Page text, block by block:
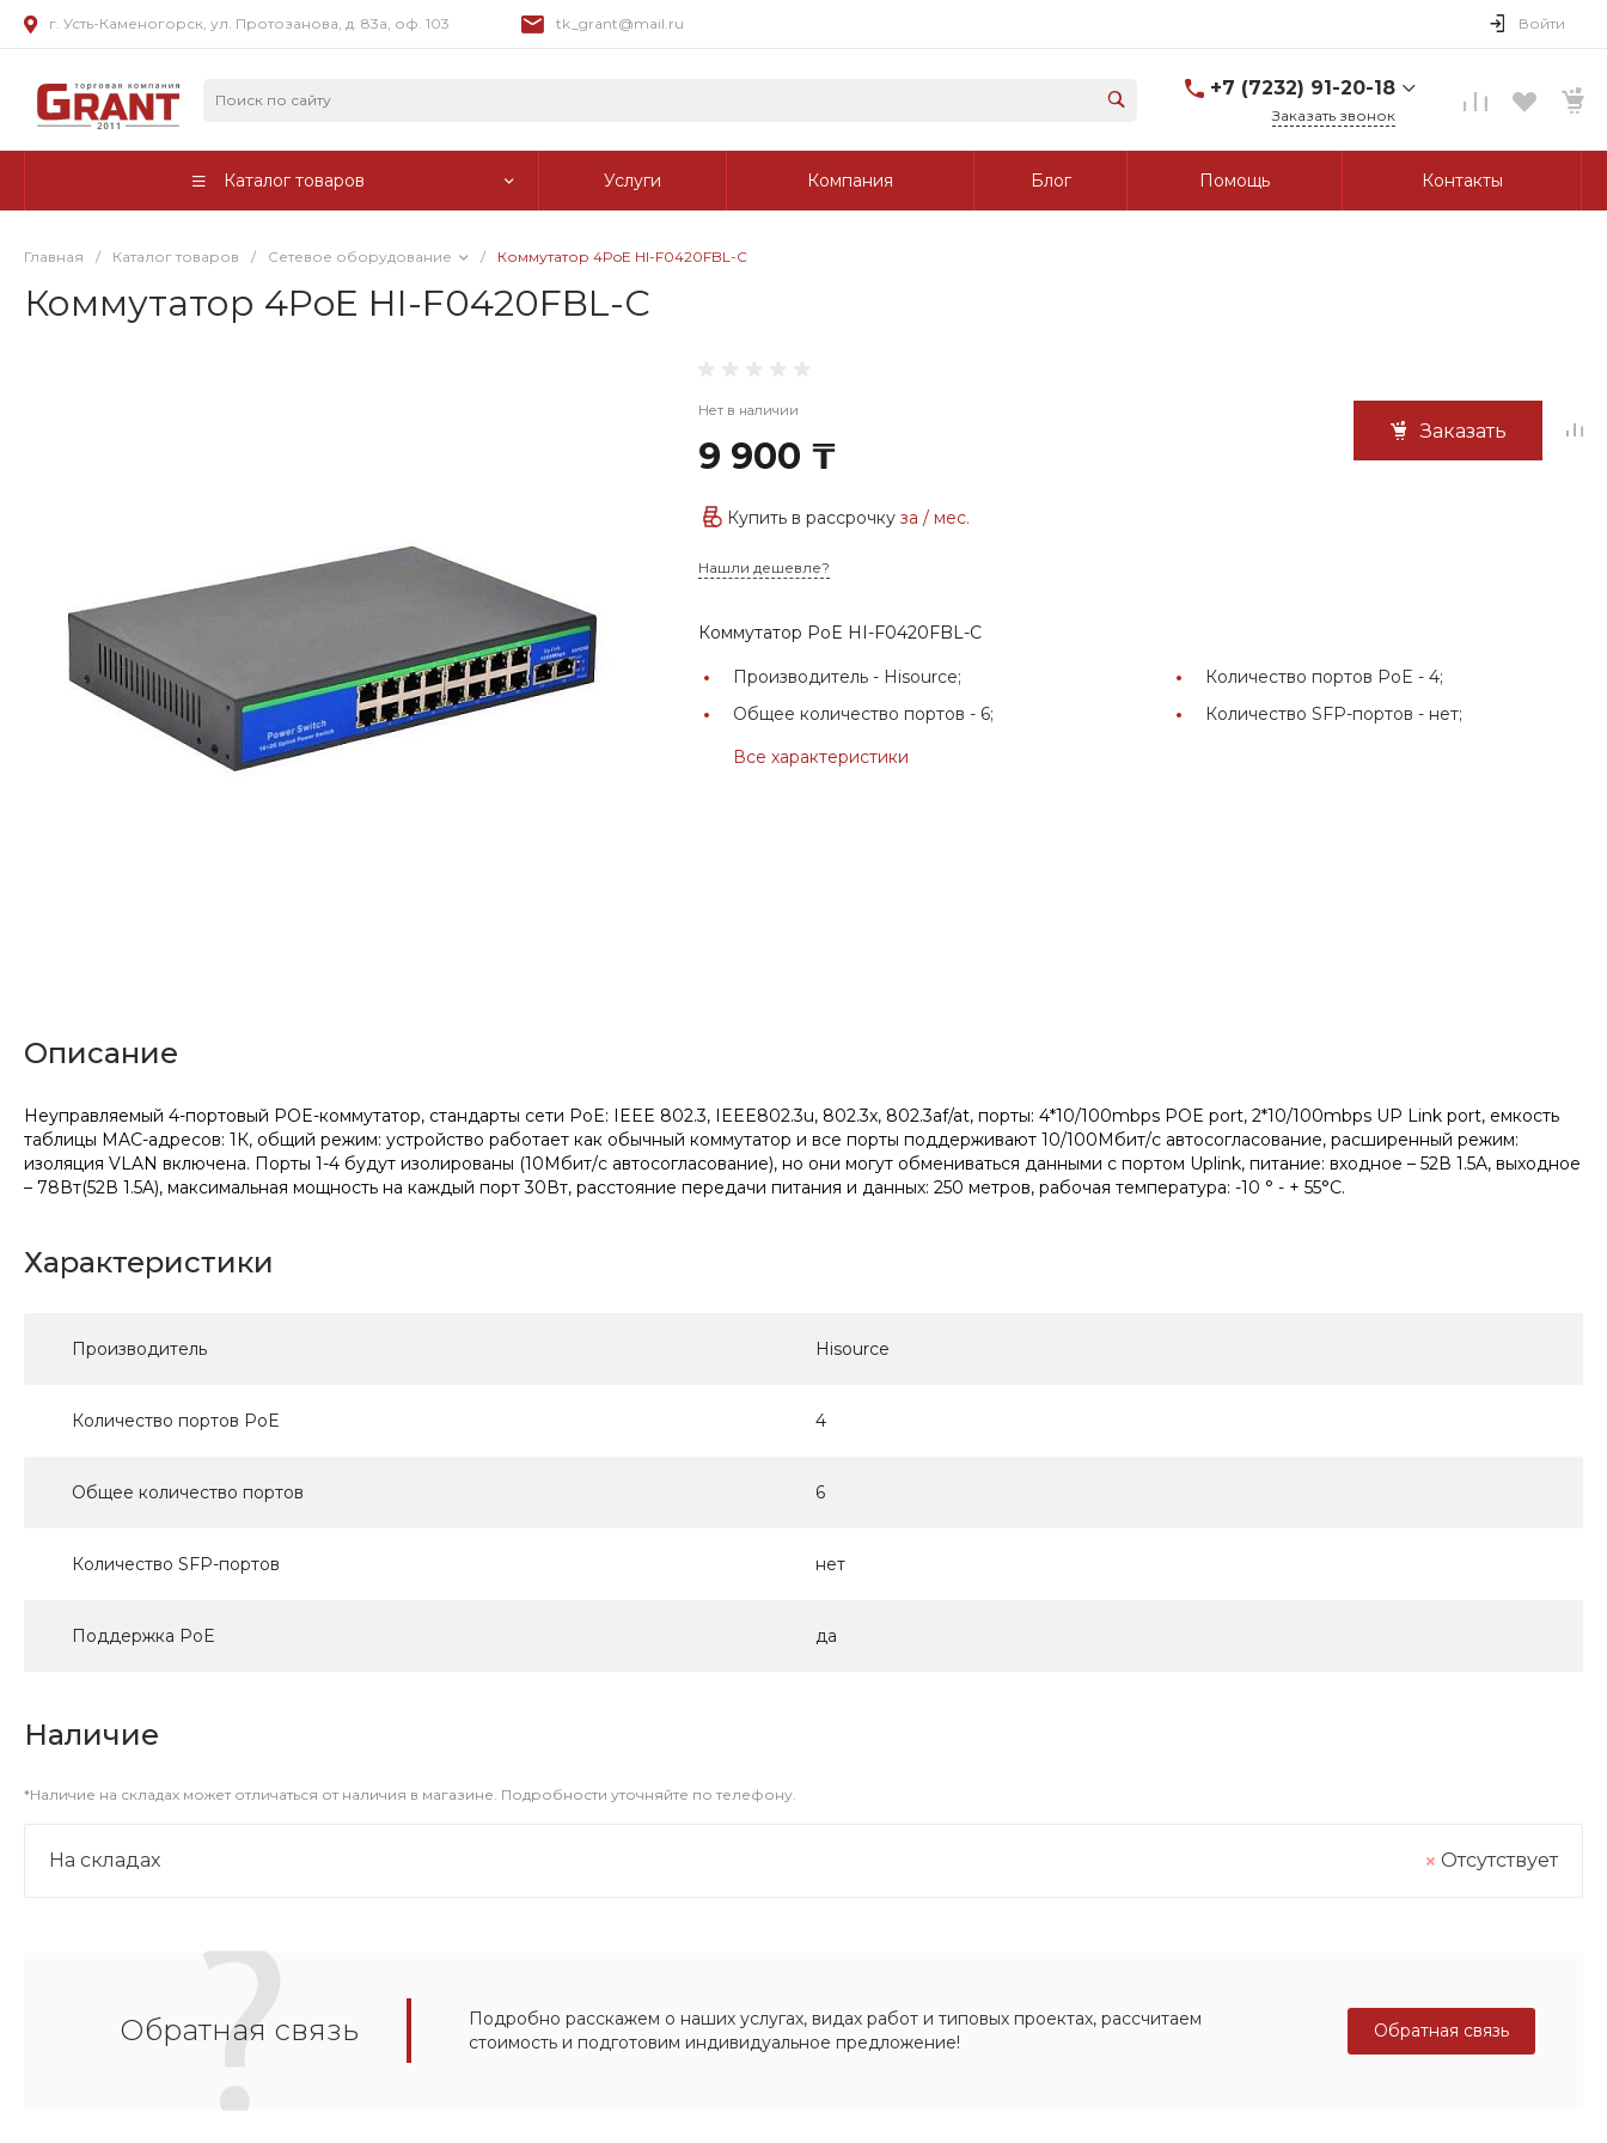
г. Усть-Каменогорск, ул. Протозанова, д. 83а, оф. 103 tk_grant@mail.ru Войти
+7 (7232) 91-20-18
г. Усть-Каменогорск, ул.
Заказать звонок
Каталог товаров Услуги Компания Блог Помощь Контакты
Главная / Каталог товаров / Сетевое оборудование / Коммутатор 4PoE HI-F0420FBL-C
Коммутатор 4PoE HI-F0420FBL-C
Нет в наличии
9 900 ₸
Заказать
Купить в рассрочкуза/ мес.
Нашли дешевле?
Коммутатор PoE HI-F0420FBL-C
Производитель - Hisource; Количество портов PoE -4;
Общее количество портов - 6; Количество SFP-портов - нет;
Все характеристики
Описание
Неуправляемый 4-портовый POE-коммутатор, стандарты сети PoE: IEEE 802.3, IEEE802.3u, 802.3x, 802.3af/at, порты: 4*10/100mbps POE port, 2*10/100mbps UP Link port, емкость
таблицы MAC-адресов: 1К, общий режим: устройство работает как обычный коммутатор и все порты поддерживают 10/100Мбит/с автосогласование, расширенный режим:
изоляция VLAN включена. Порты 1-4 будут изолированы (10Мбит/с автосогласование), но они могут обмениваться данными с портом Uplink, питание: входное – 52В 1.5A, выходное
– 78Вт(52В 1.5A), максимальная мощность на каждый порт 30Вт, расстояние передачи питания и данных: 250 метров, рабочая температура: -10 ° - + 55°C.
Характеристики
Производитель Hisource
Количество портов PoE 4
Общее количество портов 6
Количество SFP-портов нет
Поддержка PoE да
Наличие
*Наличие на складах может отличаться от наличия в магазине. Подробности уточняйте по телефону.
На складах Отсутствует
Обратная связь
Подробно расскажем о наших услугах, видах работ и типовых проектах, рассчитаем
стоимость и подготовим индивидуальное предложение!
Обратная связь